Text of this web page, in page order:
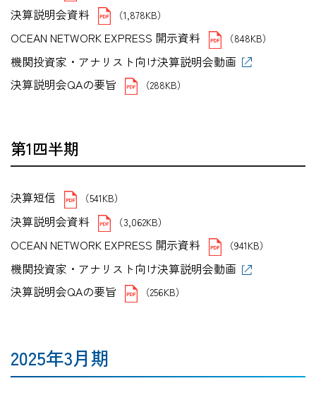
決算説明会資料 （1,878KB）
OCEAN NETWORK EXPRESS 開示資料 （848KB）
機関投資家・アナリスト向け決算説明会動画
決算説明会QAの要旨
（288KB）
第1四半期
決算短信 （541KB）
決算説明会資料 （3,062KB）
OCEAN NETWORK EXPRESS 開示資料 （941KB）
機関投資家・アナリスト向け決算説明会動画
決算説明会QAの要旨
（256KB）
2025年3月期